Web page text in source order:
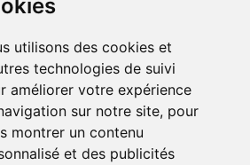
utilisons des cookies et
technologies de suivi
améliorer votre expérience
sur notre site, pour
montrer un contenu
et des publicités
information)